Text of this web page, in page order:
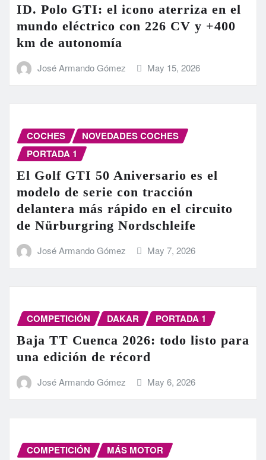
ID. Polo GTI: el icono aterriza en el
mundo eléctrico con 226 CV y +400
km de autonomía
José Armando Gómez May 15, 2026
COCHES
NOVEDADES COCHES
PORTADA 1
El Golf GTI 50 Aniversario es el
modelo de serie con tracción
delantera más rápido en el circuito
de Nürburgring Nordschleife
José Armando Gómez May 7, 2026
COMPETICIÓN DAKAR PORTADA 1
Baja TT Cuenca 2026: todo listo para
una edición de récord
José Armando Gómez May 6, 2026
COMPETICIÓN
MÁS MOTOR